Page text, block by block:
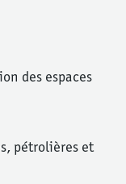
des espaces
pétrolières et